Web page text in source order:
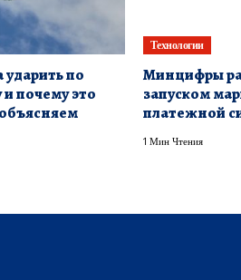
по
почему это
Технологии
Минцифры
запуском
платежной
1 Мин Чтения